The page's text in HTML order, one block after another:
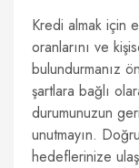
Kredi almak için
oranlarını ve
bulundurmanız
şartlara bağlı
durumunuzun
unutmayın.
hedeflerinize